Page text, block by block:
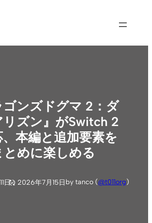
ゴンズドグマ 2：ダ
リズン』がSwitch 2
本編と追加要素を
とめに楽しめる
日 2026年7月15日by tanco (@t011org)